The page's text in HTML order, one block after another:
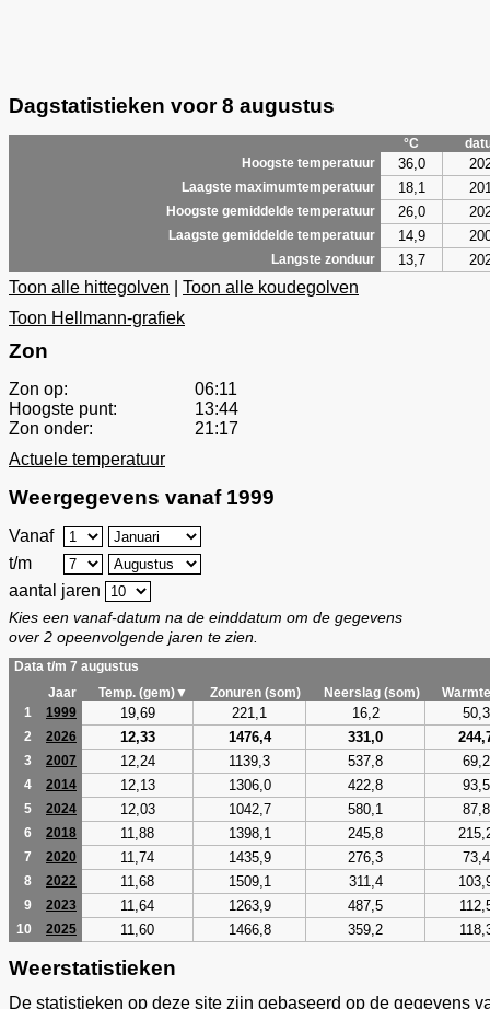
Dagstatistieken voor 8 augustus
°C
Hoogste temperatuur
36,0
Laagste maximumtemperatuur 18,1
Hoogste gemiddelde temperatuur 26,0
Laagste gemiddelde temperatuur 14,9
Langste zonduur 13,7
Toon alle hittegolven
Toon alle koudegolven
Toon Hellmann-grafiek
Zon
Zon op:
06:11
Hoogste punt:
13:44
Zon onder:
21:17
Actuele temperatuur
Weergegevens vanaf 1999
Vanaf
t/m
aantal jaren
Kies een vanaf-datum na de einddatum om de gegevens
over 2 opeenvolgende jaren te zien.
Data t/m 7 augustus
Jaar
Temp. (gem)▼ Zonuren (som) Neerslag (som)
1
1999 19,69 221,1 16,2 50,3
2 2026 12,33 1476,4 331,0
3 2007 12,24 1139,3 537,8 69,2
4 2014 12,13 1306,0 422,8 93,5
5 2024 12,03 1042,7 580,1 87,8
6 2018 11,88 1398,1 245,8
7 2020 11,74 1435,9 276,3 73,4
8 2022 11,68 1509,1 311,4
9 2023 11,64 1263,9 487,5
10 2025 11,60 1466,8 359,2
Weerstatistieken
De statistieken op deze site zijn gebaseerd op de gegevens